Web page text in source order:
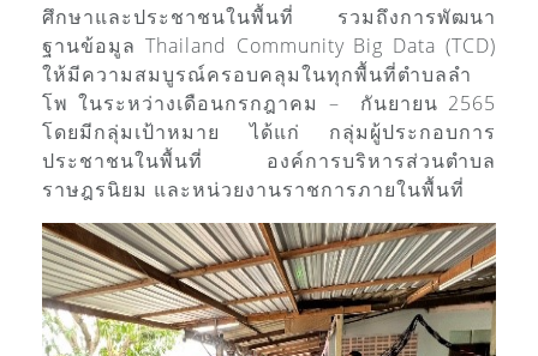
ศึกษาและประชาชนในพื้นที่ รวมถึงการพัฒนา
ฐานข้อมูล Thailand Community Big Data (TCD)
ให้มีความสมบูรณ์ครอบคลุมในทุกพื้นที่ตำบลลำ
โพ ในระหว่างเดือนกรกฎาคม – กันยายน 2565
โดยมีกลุ่มเป้าหมาย ได้แก่ กลุ่มผู้ประกอบการ
ประชาชนในพื้นที่ องค์การบริหารส่วนตำบล
ราษฎรนิยม และหน่วยงานราชการภายในพื้นที่